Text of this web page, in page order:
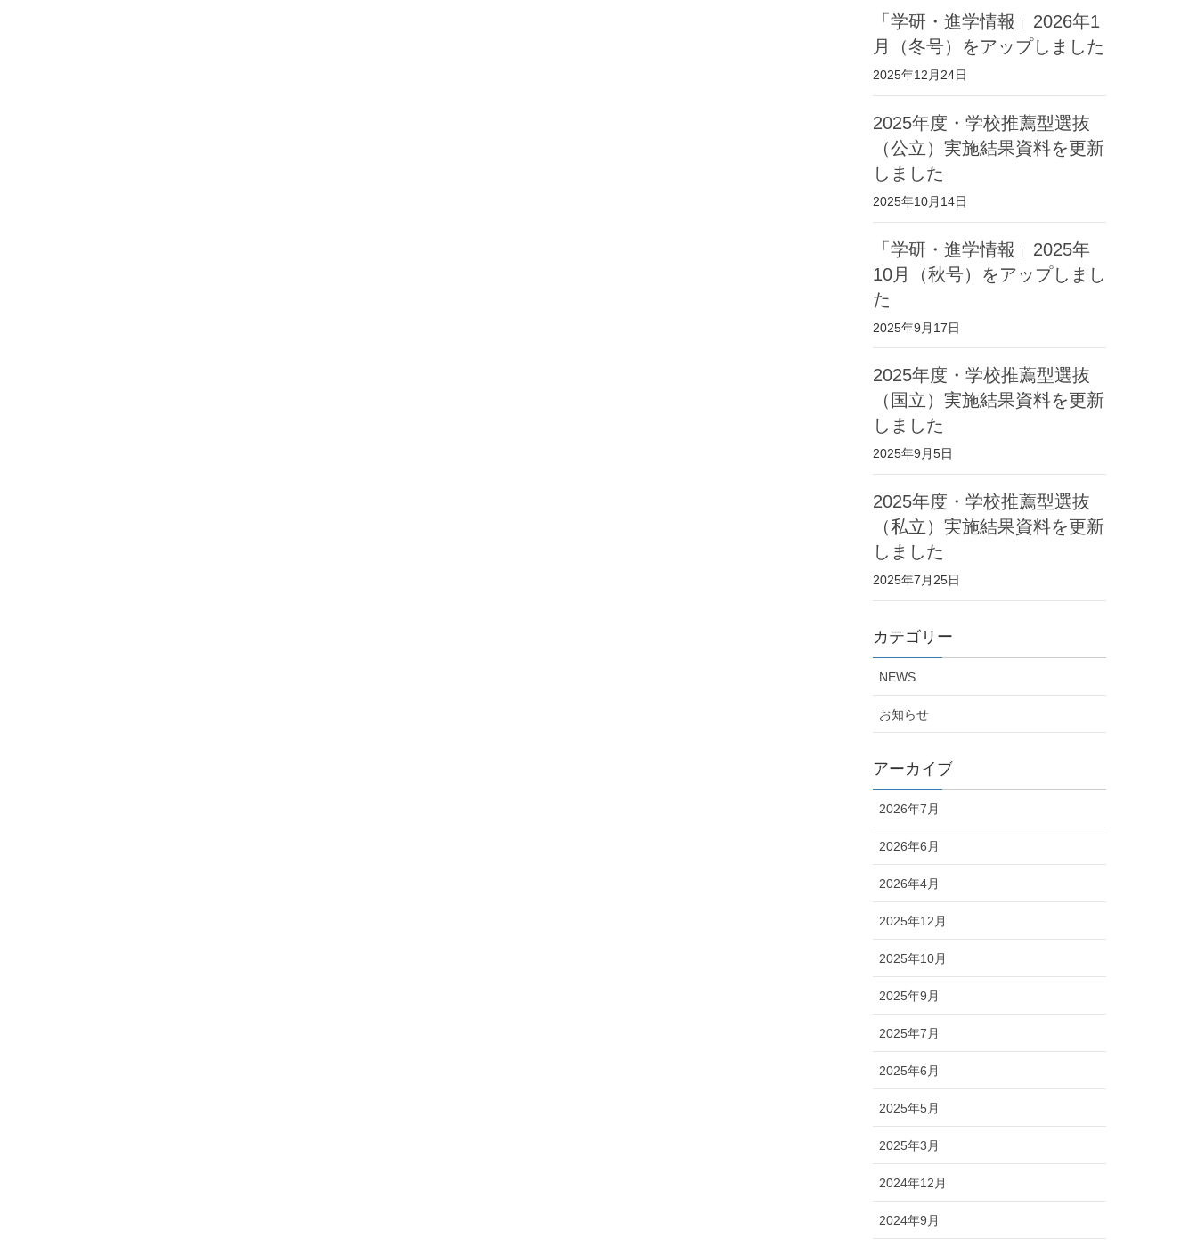
「学研・進学情報」2026年1
月（冬号）をアップしました
2025年12月24日
2025年度・学校推薦型選抜
（公立）実施結果資料を更新
しました
2025年10月14日
「学研・進学情報」2025年
10月（秋号）をアップしまし
た
2025年9月17日
2025年度・学校推薦型選抜
（国立）実施結果資料を更新
しました
2025年9月5日
2025年度・学校推薦型選抜
（私立）実施結果資料を更新
しました
2025年7月25日
カテゴリー
NEWS
お知らせ
アーカイブ
2026年7月
2026年6月
2026年4月
2025年12月
2025年10月
2025年9月
2025年7月
2025年6月
2025年5月
2025年3月
2024年12月
2024年9月